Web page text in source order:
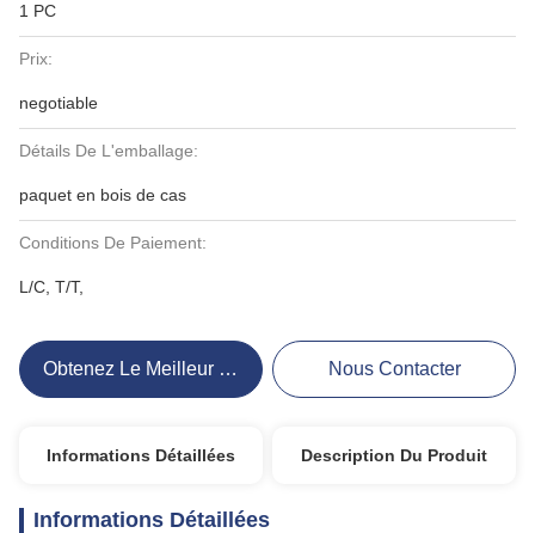
1 PC
Prix:
negotiable
Détails De L'emballage:
paquet en bois de cas
Conditions De Paiement:
L/C, T/T,
Obtenez Le Meilleur Prix Nous Contacter
Informations Détaillées Description Du Produit
Informations Détaillées